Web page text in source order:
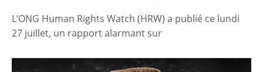
L’ONG Human Rights Watch (HRW) a publié ce lundi
27 juillet, un rapport alarmant sur